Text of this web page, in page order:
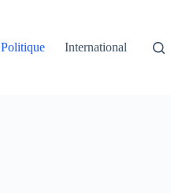
Politique International